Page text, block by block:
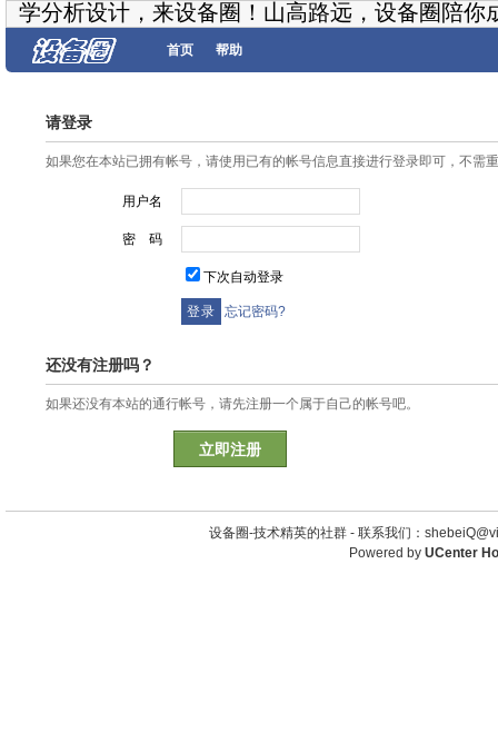
学分析设计，来设备圈！山高路远，设备圈陪你
首页 帮助
请登录
如果您在本站已拥有帐号，请使用已有的帐号信息直接进行登录即可，不需
用户名
密 码
下次自动登录
忘记密码?
还没有注册吗？
如果还没有本站的通行帐号，请先注册一个属于自己的帐号吧。
立即注册
设备圈-技术精英的社群 - 联系我们：
Powered by UCenter